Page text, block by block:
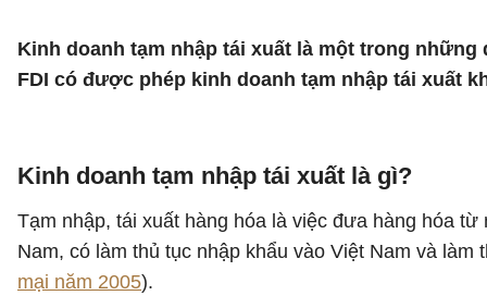
Kinh doanh tạm nhập tái xuất là một trong
FDI có được phép kinh doanh tạm nhập tái xuất
Kinh doanh tạm nhập tái xuất là gì?
Tạm nhập, tái xuất hàng hóa là việc đưa hàng hóa
Nam, có làm thủ tục nhập khẩu vào Việt Nam và
mại năm 2005).